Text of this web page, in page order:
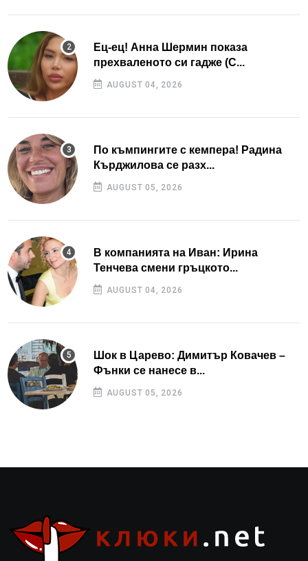
Ец-ец! Анна Шермин показа
прехваленото си гадже (С...
AUGUST 04, 2026
По къмпингите с кемпера! Радина
Кърджилова се разх...
AUGUST 05, 2026
В компанията на Иван: Ирина
Тенчева смени гръцкото...
AUGUST 04, 2026
Шок в Царево: Димитър Ковачев –
Фънки се нанесе в...
AUGUST 05, 2026